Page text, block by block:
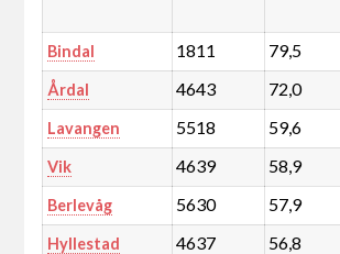
Bindal 1811 79,5
Årdal 4643 72,0
Lavangen 5518 59,6
Vik 4639 58,9
Berlevåg 5630 57,9
Hyllestad 4637 56,8